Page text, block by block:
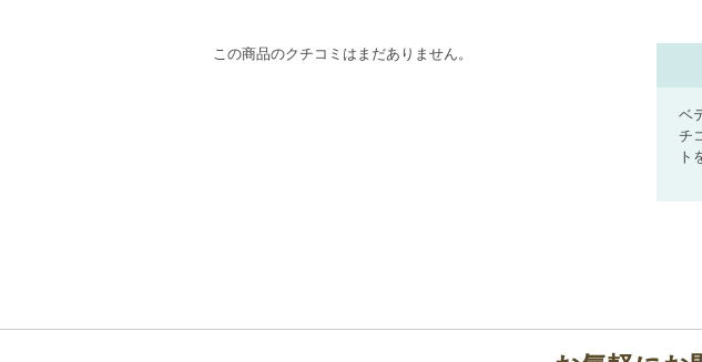
この商品のクチコミはまだありません。
ベ
チ
ト